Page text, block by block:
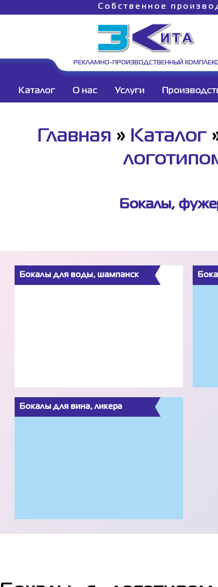
Собственное
РЕКЛАМНО-ПРОИЗВОДСТВЕННЫЙ
Каталог О нас Услуги
Главная » Каталог
Бокалы,
Бокалы для воды, шампанск
Бокалы для вина, ликера